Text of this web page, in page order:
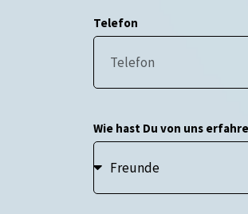
Telefon
Wie hast Du von uns